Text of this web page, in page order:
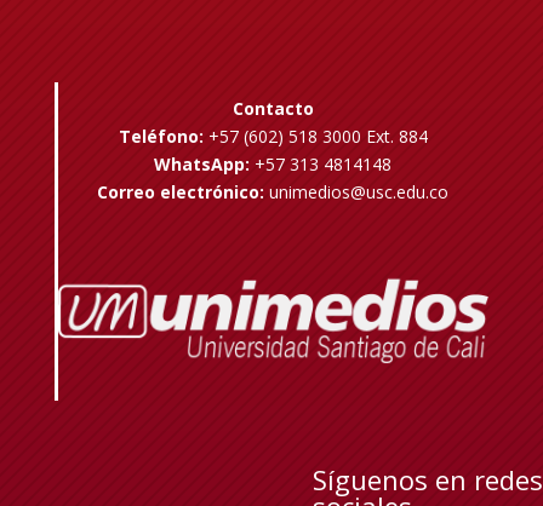
Contacto
Teléfono: +57 (602) 518 3000 Ext. 884
WhatsApp: +57 313 4814148
Correo electrónico: unimedios@usc.edu.co
Síguenos en redes